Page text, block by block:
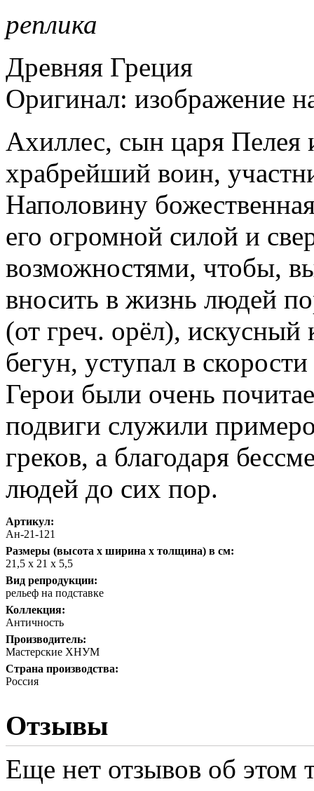
реплика
Древняя Греция
Оригинал: изображение
Ахиллес, сын царя
храбрейший воин,
Наполовину
его огромной силой и
возможностями, чтобы,
вносить в жизнь людей
(от греч. орёл), искусный
бегун, уступал в
Герои были очень
подвиги служили
греков, а благодаря
людей до сих пор.
Артикул:
Ан-21-121
Размеры (высота х ширина х толщина) в см:
21,5 х 21 х 5,5
Вид репродукции:
рельеф на подставке
Коллекция:
Античность
Производитель:
Мастерские ХНУМ
Страна производства:
Россия
Отзывы
Еще нет отзывов об этом